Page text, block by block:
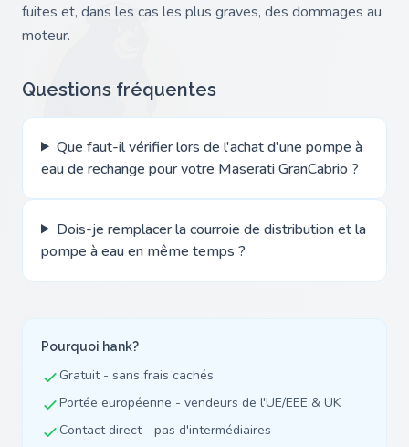
fuites et, dans les cas les plus graves, des dommages au
moteur.
Questions fréquentes
Que faut-il vérifier lors de l'achat d'une pompe à
eau de rechange pour votre Maserati GranCabrio ?
Dois-je remplacer la courroie de distribution et la
pompe à eau en même temps ?
Pourquoi hank?
Gratuit - sans frais cachés
Portée européenne - vendeurs de l'UE/EEE & UK
Contact direct - pas d'intermédiaires